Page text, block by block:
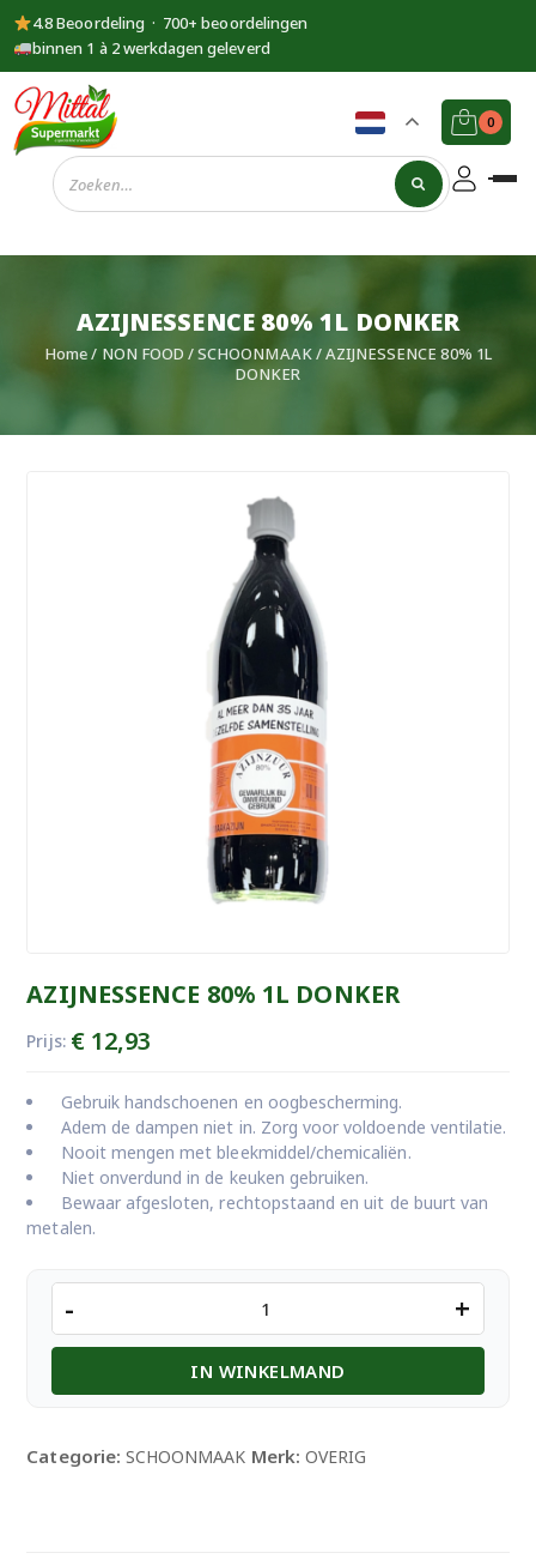
4.8 Beoordeling · 700+ beoordelingen
binnen 1 à 2 werkdagen geleverd
Supermarkt
Mittal
0
AZIJNESSENCE 80% 1L DONKER
Home/ NON FOOD /SCHOONMAAK/ AZIJNESSENCE 80% 1L
DONKER
AZIJNESSENCE 80% 1L DONKER
Prijs: €12,93
Gebruik handschoenen en oogbescherming.
Adem de dampen niet in. Zorg voor voldoende ventilatie.
Nooit mengen met bleekmiddel/chemicaliën.
Niet onverdund in de keuken gebruiken.
Bewaar afgesloten, rechtopstaand en uit de buurt van
metalen.
80%
1L
aantal
- +
IN WINKELMAND
Categorie: SCHOONMAAK Merk: OVERIG